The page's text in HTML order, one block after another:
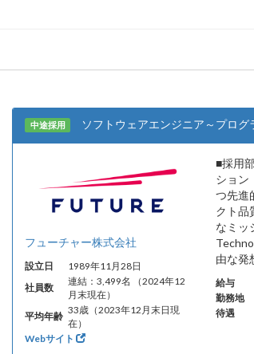
中途採用 ソフトウェアエンジニア～プロ
フューチャー株式会社
設立日
1989年11月28日
社員数
連結：3,499名 （2024年12
月末現在）
平均年齢
33歳（2023年12月末日現
在）
Webサイト
■採用
ショ
つ先進
クト品
なミッ
由な発
給与
勤務地
待遇